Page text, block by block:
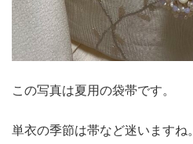
この写真は夏用の袋帯です。
単衣の季節は帯など迷いますね。